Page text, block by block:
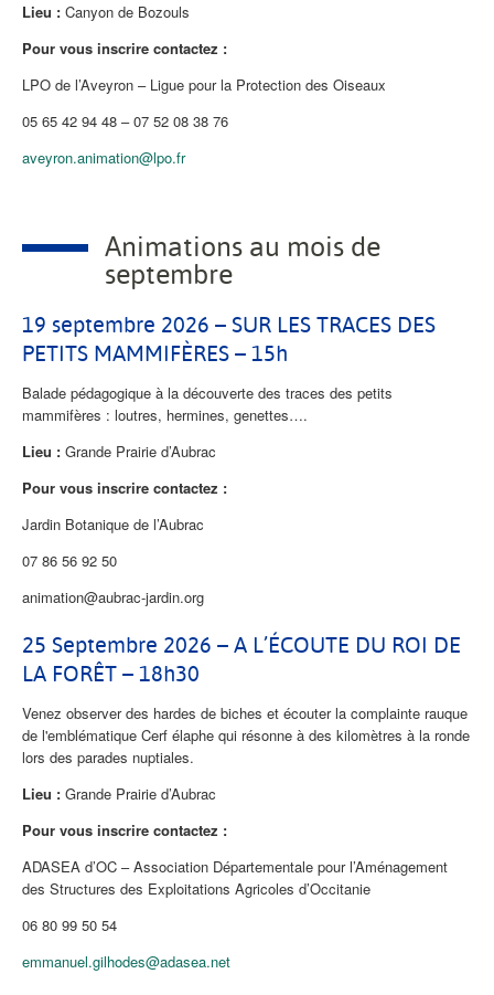
Lieu : Canyon de Bozouls
Pour vous inscrire contactez :
LPO de l’Aveyron – Ligue pour la Protection des Oiseaux
05 65 42 94 48 – 07 52 08 38 76
aveyron.animation@lpo.fr
Animations au mois de
septembre
19 septembre 2026 – SUR LES TRACES DES
PETITS MAMMIFÈRES – 15h
Balade pédagogique à la découverte des traces des petits
mammifères : loutres, hermines, genettes….
Lieu : Grande Prairie d’Aubrac
Pour vous inscrire contactez :
Jardin Botanique de l’Aubrac
07 86 56 92 50
animation@aubrac-jardin.org
25 Septembre 2026 – A L’ÉCOUTE DU ROI DE
LA FORÊT – 18h30
Venez observer des hardes de biches et écouter la complainte rauque
de l'emblématique Cerf élaphe qui résonne à des kilomètres à la ronde
lors des parades nuptiales.
Lieu : Grande Prairie d’Aubrac
Pour vous inscrire contactez :
ADASEA d’OC – Association Départementale pour l’Aménagement
des Structures des Exploitations Agricoles d’Occitanie
06 80 99 50 54
emmanuel.gilhodes@adasea.net